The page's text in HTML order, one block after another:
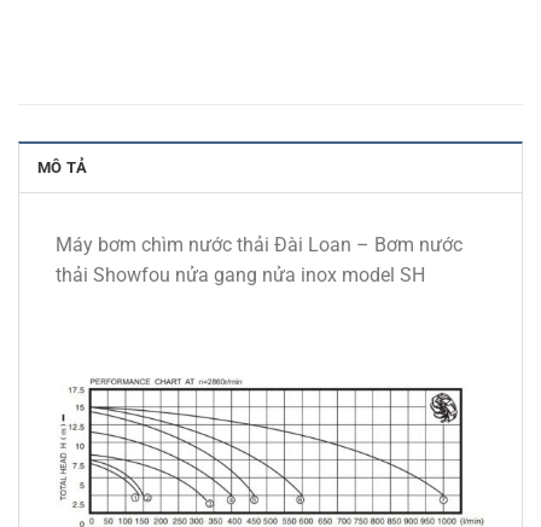
MÔ TẢ
Máy bơm chìm nước thải Đài Loan – Bơm nước
thải Showfou nửa gang nửa inox model SH